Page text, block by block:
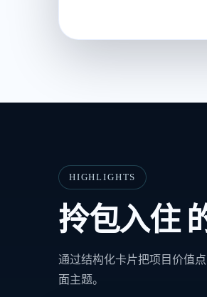
HIGHLIGHTS
拎包入住
通过结构化卡片把项目价值
面主题。